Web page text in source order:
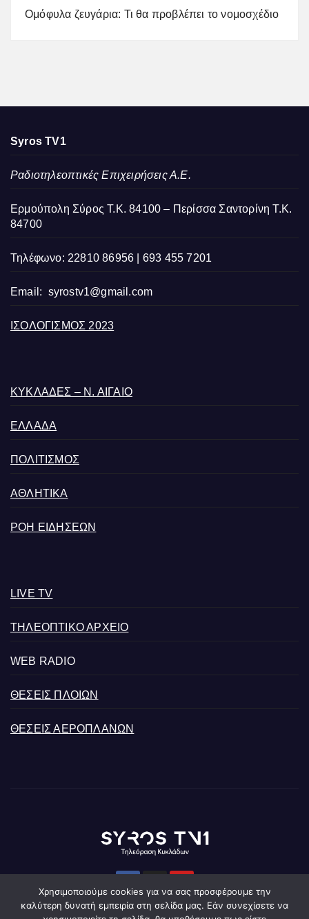
Ομόφυλα ζευγάρια: Τι θα προβλέπει το νομοσχέδιο
Syros TV1
Ραδιοτηλεοπτικές Επιχειρήσεις Α.Ε.
Ερμούπολη Σύρος Τ.Κ. 84100 – Περίσσα Σαντορίνη Τ.Κ.
84700
Τηλέφωνο: 22810 86956 | 693 455 7201
Email: syrostv1@gmail.com
ΙΣΟΛΟΓΙΣΜΟΣ 2023
ΚΥΚΛΑΔΕΣ – Ν. ΑΙΓΑΙΟ
ΕΛΛΑΔΑ
ΠΟΛΙΤΙΣΜΟΣ
ΑΘΛΗΤΙΚΑ
ΡΟΗ ΕΙΔΗΣΕΩΝ
LIVE TV
ΤΗΛΕΟΠΤΙΚΟ ΑΡΧΕΙΟ
WEB RADIO
ΘΕΣΕΙΣ ΠΛΟΙΩΝ
ΘΕΣΕΙΣ ΑΕΡΟΠΛΑΝΩΝ
Χρησιμοποιούμε cookies για να σας προσφέρουμε την
καλύτερη δυνατή εμπειρία στη σελίδα μας. Εάν συνεχίσετε να